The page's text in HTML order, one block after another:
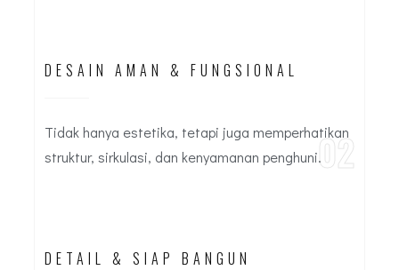
DESAIN AMAN & FUNGSIONAL
Tidak hanya estetika, tetapi juga memperhatikan
struktur, sirkulasi, dan kenyamanan penghuni.02
DETAIL & SIAP BANGUN